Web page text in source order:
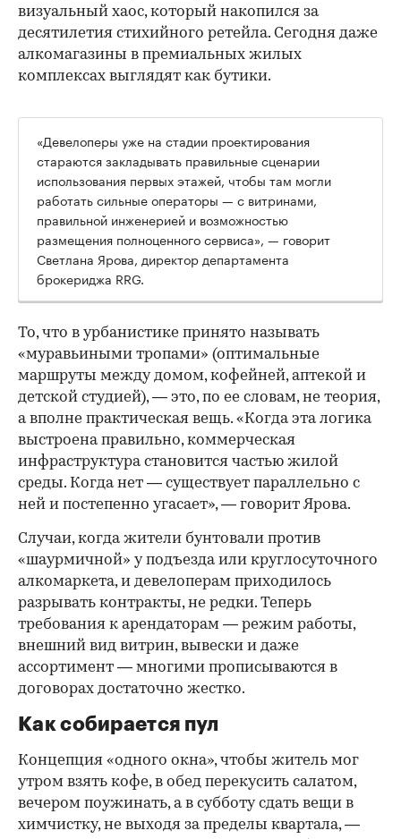
визуальный хаос, который накопился за
десятилетия стихийного ретейла. Сегодня даже
алкомагазины в премиальных жилых
комплексах выглядят как бутики.
00:00
«Девелоперы уже на стадии проектирования
стараются закладывать правильные сценарии
использования первых этажей, чтобы там могли
работать сильные операторы — с витринами,
правильной инженерией и возможностью
размещения полноценного сервиса», — говорит
Светлана Ярова, директор департамента
брокериджа RRG.
То, что в урбанистике принято называть
«муравьиными тропами» (оптимальные
маршруты между домом, кофейней, аптекой и
детской студией), — это, по ее словам, не теория,
а вполне практическая вещь. «Когда эта логика
выстроена правильно, коммерческая
инфраструктура становится частью жилой
среды. Когда нет — существует параллельно с
ней и постепенно угасает», — говорит Ярова.
Случаи, когда жители бунтовали против
«шаурмичной» у подъезда или круглосуточного
алкомаркета, и девелоперам приходилось
разрывать контракты, не редки. Теперь
требования к арендаторам — режим работы,
внешний вид витрин, вывески и даже
ассортимент — многими прописываются в
договорах достаточно жестко.
Как собирается пул
Концепция «одного окна», чтобы житель мог
утром взять кофе, в обед перекусить салатом,
вечером поужинать, а в субботу сдать вещи в
химчистку, не выходя за пределы квартала, —